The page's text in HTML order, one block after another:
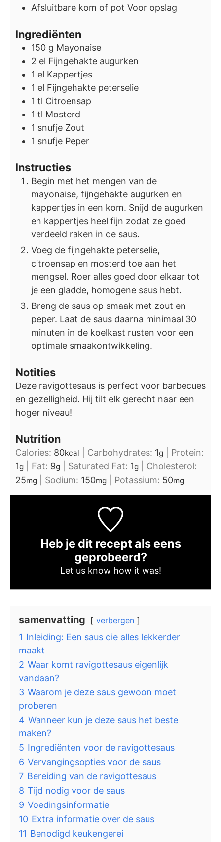
Afsluitbare kom of pot Voor opslag
Ingrediënten
150 g Mayonaise
2 el Fijngehakte augurken
1 el Kappertjes
1 el Fijngehakte peterselie
1 tl Citroensap
1 tl Mosterd
1 snufje Zout
1 snufje Peper
Instructies
Begin met het mengen van de
mayonaise, fijngehakte augurken en
kappertjes in een kom. Snijd de augurken
en kappertjes heel fijn zodat ze goed
verdeeld raken in de saus.
Voeg de fijngehakte peterselie,
citroensap en mosterd toe aan het
mengsel. Roer alles goed door elkaar tot
je een gladde, homogene saus hebt.
Breng de saus op smaak met zout en
peper. Laat de saus daarna minimaal 30
minuten in de koelkast rusten voor een
optimale smaakontwikkeling.
Notities
Deze ravigottesaus is perfect voor barbecues
en gezelligheid. Hij tilt elk gerecht naar een
hoger niveau!
Nutrition
Calories: 80kcal Carbohydrates: 1g
Protein:
1g Fat: 9g Saturated Fat: 1g
Cholesterol:
25mg Sodium: 150mg Potassium: 50mg
Heb je dit recept als eens
geprobeerd?
Let us know how it was!
samenvatting verbergen
1 Inleiding: Een saus die alles lekkerder
maakt
2 Waar komt ravigottesaus eigenlijk
vandaan?
3 Waarom je deze saus gewoon moet
proberen
4 Wanneer kun je deze saus het beste
maken?
5 Ingrediënten voor de ravigottesaus
6 Vervangingsopties voor de saus
7 Bereiding van de ravigottesaus
8 Tijd nodig voor de saus
9 Voedingsinformatie
10 Extra informatie over de saus
11 Benodigd keukengerei